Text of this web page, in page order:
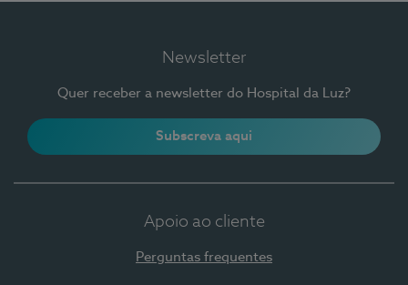
Newsletter
Quer receber a newsletter do Hospital da Luz?
Subscreva aqui
Apoio ao cliente
Perguntas frequentes